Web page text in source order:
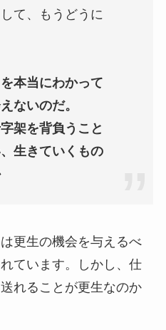
て、もうどうに
本当にわかって
ないのだ。
架を背負うこと
生きていくもの
更生の機会を与えるべ
ています。しかし、仕
れることが更生なのか